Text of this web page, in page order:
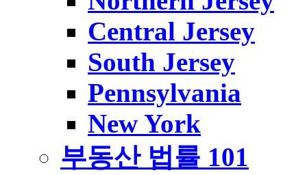
Central Jersey
South Jersey
Pennsylvania
New York
부동산 법률 101